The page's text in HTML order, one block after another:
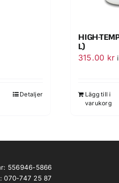
Detaljer
HIGH-
L)
315.00 kr
Lägg till i
varukorg
556946-5866
070-747 25 87